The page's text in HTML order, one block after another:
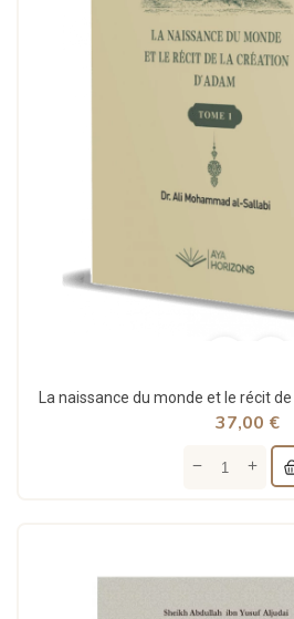
37,00 €